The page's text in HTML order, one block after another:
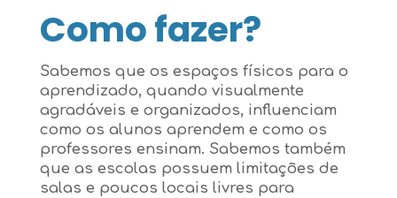
Como fazer?
Sabemos que os espaços físicos para o
aprendizado, quando visualmente
agradáveis e organizados, influenciam
como os alunos aprendem e como os
professores ensinam. Sabemos também
que as escolas possuem limitações de
salas e poucos locais livres para